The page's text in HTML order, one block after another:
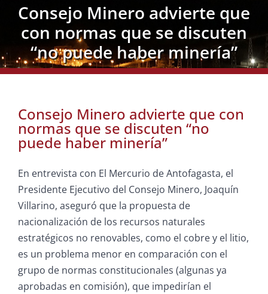
Documentos
Minería en Chile
Plataformas Digitales
Comunicaciones
Consejo Minero advierte que
con normas que se discuten
“no puede haber minería”
Consejo Minero advierte que con
normas que se discuten “no
puede haber minería”
En entrevista con El Mercurio de Antofagasta, el
Presidente Ejecutivo del Consejo Minero, Joaquín
Villarino, aseguró que la propuesta de
nacionalización de los recursos naturales
estratégicos no renovables, como el cobre y el litio,
es un problema menor en comparación con el
grupo de normas constitucionales (algunas ya
aprobadas en comisión), que impedirían el